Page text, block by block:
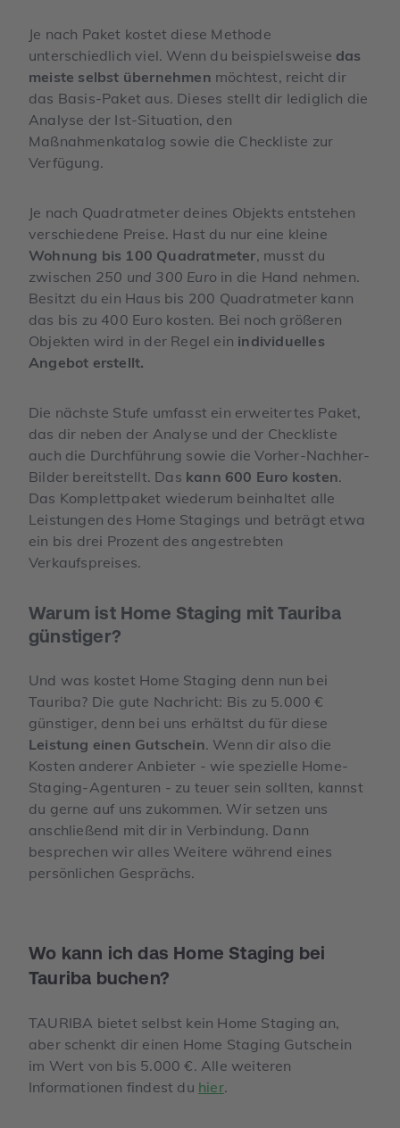
Je nach Paket kostet diese Methode
unterschiedlich viel. Wenn du beispielsweise das
meiste selbst übernehmen möchtest, reicht dir
das Basis-Paket aus. Dieses stellt dir lediglich die
Analyse der Ist-Situation, den
Maßnahmenkatalog sowie die Checkliste zur
Verfügung.
Je nach Quadratmeter deines Objekts entstehen
verschiedene Preise. Hast du nur eine kleine
Wohnung bis 100 Quadratmeter, musst du
zwischen 250 und 300 Euro in die Hand nehmen.
Besitzt du ein Haus bis 200 Quadratmeter kann
das bis zu 400 Euro kosten. Bei noch größeren
Objekten wird in der Regel ein individuelles
Angebot erstellt.
Die nächste Stufe umfasst ein erweitertes Paket,
das dir neben der Analyse und der Checkliste
auch die Durchführung sowie die Vorher-Nachher-
Bilder bereitstellt. Das kann 600 Euro kosten.
Das Komplettpaket wiederum beinhaltet alle
Leistungen des Home Stagings und beträgt etwa
ein bis drei Prozent des angestrebten
Verkaufspreises.
Warum ist Home Staging mit Tauriba
günstiger?
Und was kostet Home Staging denn nun bei
Tauriba? Die gute Nachricht: Bis zu 5.000 €
günstiger, denn bei uns erhältst du für diese
Leistung einen Gutschein. Wenn dir also die
Kosten anderer Anbieter - wie spezielle Home-
Staging-Agenturen - zu teuer sein sollten, kannst
du gerne auf uns zukommen. Wir setzen uns
anschließend mit dir in Verbindung. Dann
besprechen wir alles Weitere während eines
persönlichen Gesprächs.
Wo kann ich das Home Staging bei
Tauriba buchen?
TAURIBA bietet selbst kein Home Staging an,
aber schenkt dir einen Home Staging Gutschein
im Wert von bis 5.000 €. Alle weiteren
Informationen findest du hier.